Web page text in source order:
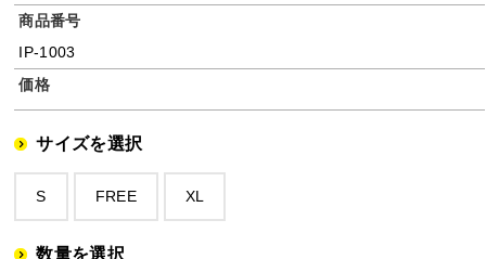
商品番号
IP-1003
価格
サイズを選択
S FREE XL
数量を選択